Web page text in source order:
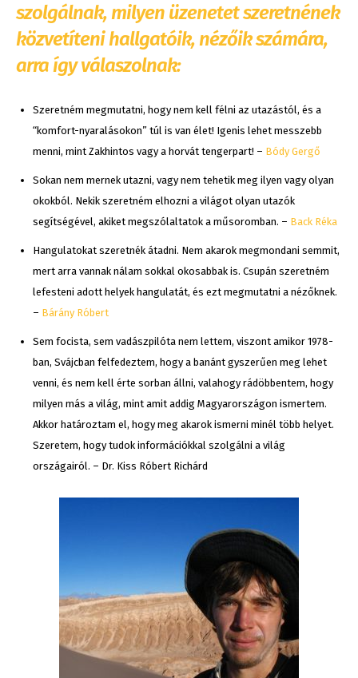
szolgálnak, milyen üzenetet szeretnének
közvetíteni hallgatóik, nézőik számára,
arra így válaszolnak:
Szeretném megmutatni, hogy nem kell félni az utazástól, és a
“komfort-nyaralásokon” túl is van élet! Igenis lehet messzebb
menni, mint Zakhintos vagy a horvát tengerpart! – Bódy Gergő
Sokan nem mernek utazni, vagy nem tehetik meg ilyen vagy olyan
okokból. Nekik szeretném elhozni a világot olyan utazók
segítségével, akiket megszólaltatok a műsoromban. – Back Réka
Hangulatokat szeretnék átadni. Nem akarok megmondani semmit,
mert arra vannak nálam sokkal okosabbak is. Csupán szeretném
lefesteni adott helyek hangulatát, és ezt megmutatni a nézőknek.
– Bárány Róbert
Sem focista, sem vadászpilóta nem lettem, viszont amikor 1978-
ban, Svájcban felfedeztem, hogy a banánt gyszerűen meg lehet
venni, és nem kell érte sorban állni, valahogy rádöbbentem, hogy
milyen más a világ, mint amit addig Magyarországon ismertem.
Akkor határoztam el, hogy meg akarok ismerni minél több helyet.
Szeretem, hogy tudok információkkal szolgálni a világ
országairól. – Dr. Kiss Róbert Richárd